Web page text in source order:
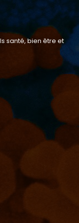
santé, bien être et